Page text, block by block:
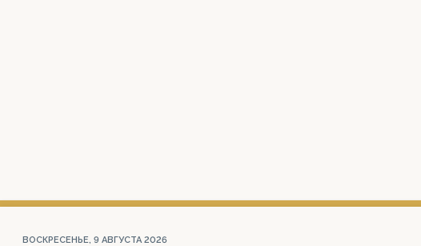
ВОСКРЕСЕНЬЕ, 9 АВГУСТА 2026